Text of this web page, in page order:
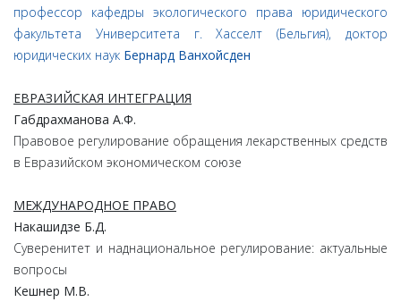
профессор кафедры экологического права юридического
факультета Университета г. Хасселт (Бельгия), доктор
юридических наук Бернард Ванхойсден
ЕВРАЗИЙСКАЯ ИНТЕГРАЦИЯ
Габдрахманова А.Ф.
Правовое регулирование обращения лекарственных средств
в Евразийском экономическом союзе
МЕЖДУНАРОДНОЕ ПРАВО
Накашидзе Б.Д.
Суверенитет и наднациональное регулирование: актуальные
вопросы
Кешнер М.В.